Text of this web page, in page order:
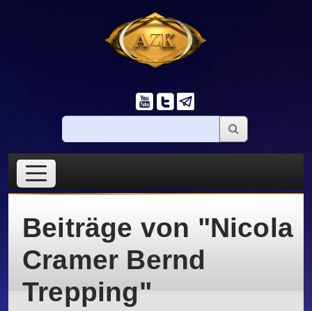
Beiträge von "Nicola
Cramer Bernd
Trepping"